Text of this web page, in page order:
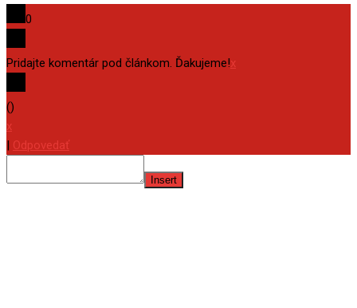
0
Pridajte komentár pod článkom. Ďakujeme!x
()
x
| Odpovedať
Insert